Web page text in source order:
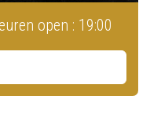
open : 19:00